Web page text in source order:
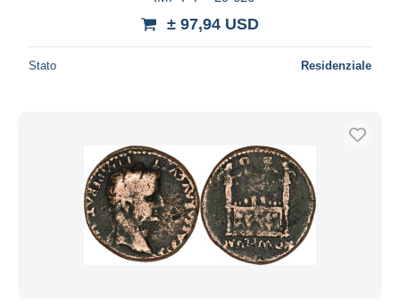
± 97,94 USD
Stato Residenziale